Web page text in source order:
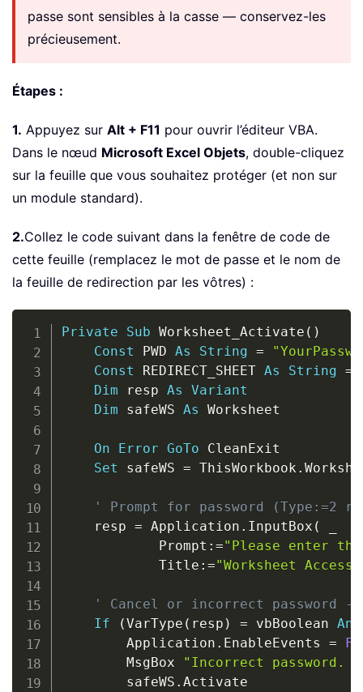
passe sont sensibles à la casse — conservez-les
précieusement.
Étapes :
1. Appuyez sur Alt + F11 pour ouvrir l’éditeur VBA.
Dans le nœud Microsoft Excel Objets, double-cliquez
sur la feuille que vous souhaitez protéger (et non sur
un module standard).
2.Collez le code suivant dans la fenêtre de code de
cette feuille (remplacez le mot de passe et le nom de
la feuille de redirection par les vôtres) :
Private Sub Worksheet_Activate ( )
Const PWD As String =
Const REDIRECT_SHEET As String =
Dim resp As
Variant
Dim safeWS As Worksheet
On Error GoTo CleanExit
Set safeWS = ThisWorkbook .
' Prompt for password (Type:=2
    resp
= Application . InputBox (
            Prompt
: ="Please enter
            Title
: ="Worksheet Access"
' Cancel or incorrect password -
If
(VarType ( resp ) = vbBoolean And
        Application
. EnableEvents =
        MsgBox
"Incorrect password.
        safeWS
. Activate
Copy